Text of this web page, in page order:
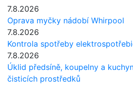
7.8.2026
Oprava myčky nádobí Whirpool
7.8.2026
Kontrola spotřeby
7.8.2026
Úklid předsíně, koupelny a
čisticích prostředků